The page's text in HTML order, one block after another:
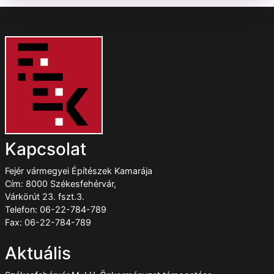
Kapcsolat
Fejér vármegyei Építészek Kamarája
Cím: 8000 Székesfehérvár,
Várkörút 23. fszt.3.
Telefon: 06-22-784-789
Fax: 06-22-784-789
Aktuális